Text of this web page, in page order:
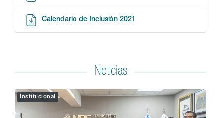
Calendario de Inclusión 2021
Noticias
Institucional